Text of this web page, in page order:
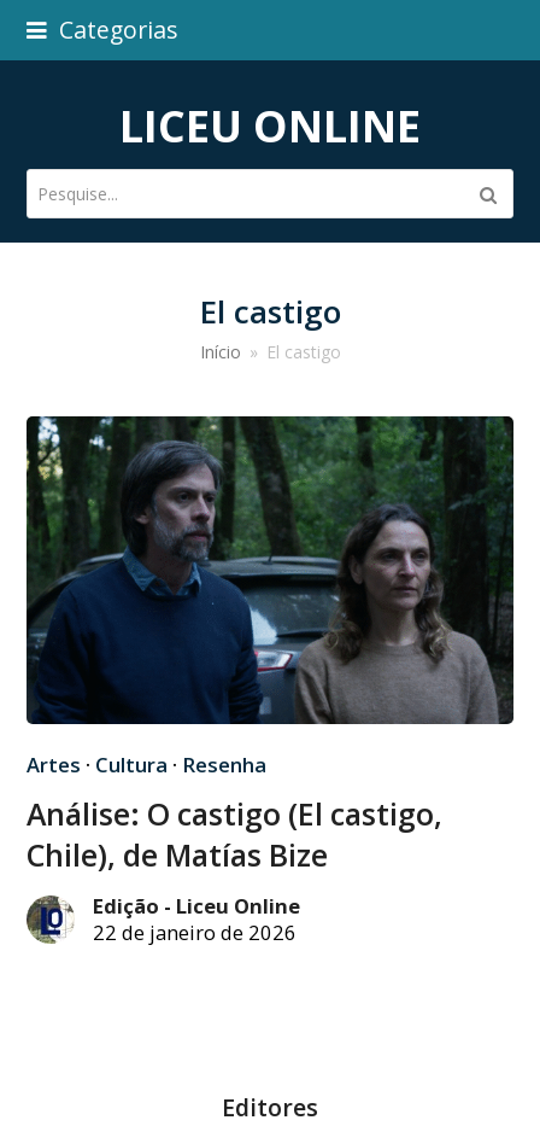
Categorias
LICEU ONLINE
Pesquise...
El castigo
Início » El castigo
Artes · Cultura · Resenha
Análise: O castigo (El castigo,
Chile), de Matías Bize
Edição - Liceu Online
22 de janeiro de 2026
Editores